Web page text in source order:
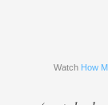
Watch How